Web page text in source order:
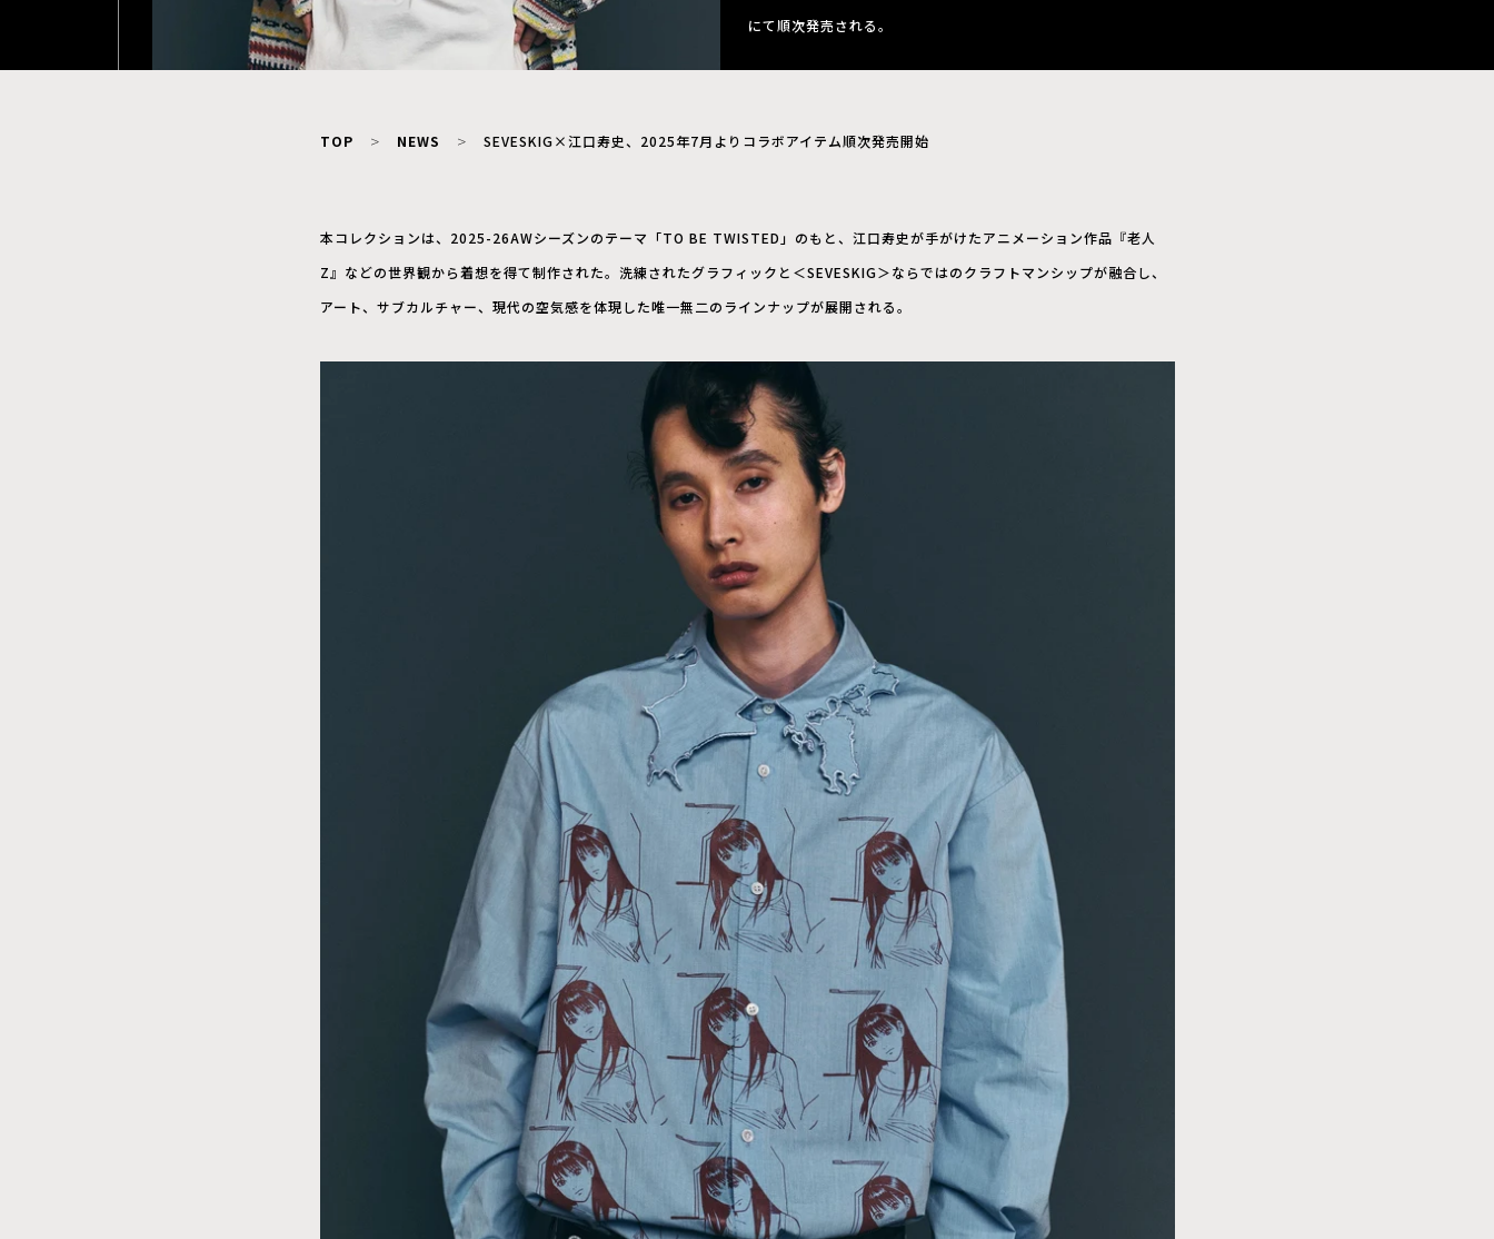
にて順次発売される。
TOP NEWS SEVESKIG×江口寿史、2025年7月よりコラボアイテム順次発売開始
本コレクションは、2025-26AWシーズンのテーマ「TO BE TWISTED」のもと、江口寿史が手がけたアニメーション作品『老人
Z』などの世界観から着想を得て制作された。洗練されたグラフィックと＜SEVESKIG＞ならではのクラフトマンシップが融合し、
アート、サブカルチャー、現代の空気感を体現した唯一無二のラインナップが展開される。